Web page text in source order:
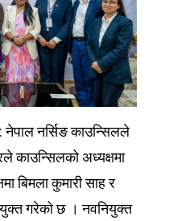
नर्सिङ काउन्सिलले
काउन्सिलको अध्यक्षमा
बिमला कुमारी साह र
गरेको छ । नवनियुक्त